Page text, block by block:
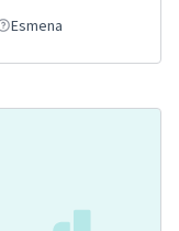
Esmena